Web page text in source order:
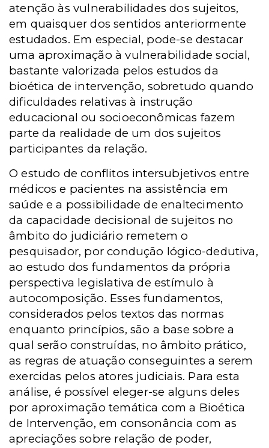
atenção às vulnerabilidades dos sujeitos,
em quaisquer dos sentidos anteriormente
estudados. Em especial, pode-se destacar
uma aproximação à vulnerabilidade social,
bastante valorizada pelos estudos da
bioética de intervenção, sobretudo quando
dificuldades relativas à instrução
educacional ou socioeconômicas fazem
parte da realidade de um dos sujeitos
participantes da relação.
O estudo de conflitos intersubjetivos entre
médicos e pacientes na assistência em
saúde e a possibilidade de enaltecimento
da capacidade decisional de sujeitos no
âmbito do judiciário remetem o
pesquisador, por condução lógico-dedutiva,
ao estudo dos fundamentos da própria
perspectiva legislativa de estímulo à
autocomposição. Esses fundamentos,
considerados pelos textos das normas
enquanto princípios, são a base sobre a
qual serão construídas, no âmbito prático,
as regras de atuação conseguintes a serem
exercidas pelos atores judiciais. Para esta
análise, é possível eleger-se alguns deles
por aproximação temática com a Bioética
de Intervenção, em consonância com as
apreciações sobre relação de poder,